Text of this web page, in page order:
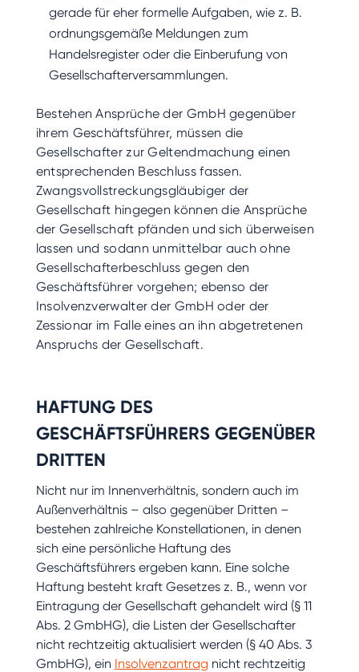
gerade für eher formelle Aufgaben, wie z. B.
ordnungsgemäße Meldungen zum
Handelsregister oder die Einberufung von
Gesellschafterversammlungen.
Bestehen Ansprüche der GmbH gegenüber
ihrem Geschäftsführer, müssen die
Gesellschafter zur Geltendmachung einen
entsprechenden Beschluss fassen.
Zwangsvollstreckungsgläubiger der
Gesellschaft hingegen können die Ansprüche
der Gesellschaft pfänden und sich überweisen
lassen und sodann unmittelbar auch ohne
Gesellschafterbeschluss gegen den
Geschäftsführer vorgehen; ebenso der
Insolvenzverwalter der GmbH oder der
Zessionar im Falle eines an ihn abgetretenen
Anspruchs der Gesellschaft.
HAFTUNG DES
GESCHÄFTSFÜHRERS GEGENÜBER
DRITTEN
Nicht nur im Innenverhältnis, sondern auch im
Außenverhältnis – also gegenüber Dritten –
bestehen zahlreiche Konstellationen, in denen
sich eine persönliche Haftung des
Geschäftsführers ergeben kann. Eine solche
Haftung besteht kraft Gesetzes z. B., wenn vor
Eintragung der Gesellschaft gehandelt wird (§ 11
Abs. 2 GmbHG), die Listen der Gesellschafter
nicht rechtzeitig aktualisiert werden (§ 40 Abs. 3
GmbHG), ein Insolvenzantrag nicht rechtzeitig